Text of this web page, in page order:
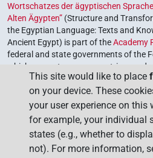
Wortschatzes der ägyptischen
Alten Ägypten” (Structure and
the Egyptian Language: Texts and
Ancient Egypt) is part of theAcademy
federal and state governments of the
which serves to preserve, retrieve and
The program is coordinated by the
of Sciences and Humanities.
This site would like to place
on your device. These
your user experience on this
for example, your individual
states (e.g., whether to
not). For more information,